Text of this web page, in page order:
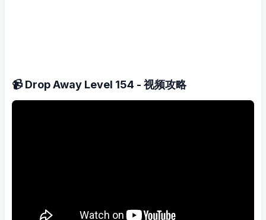
📹 Drop Away Level 154 - 视频攻略